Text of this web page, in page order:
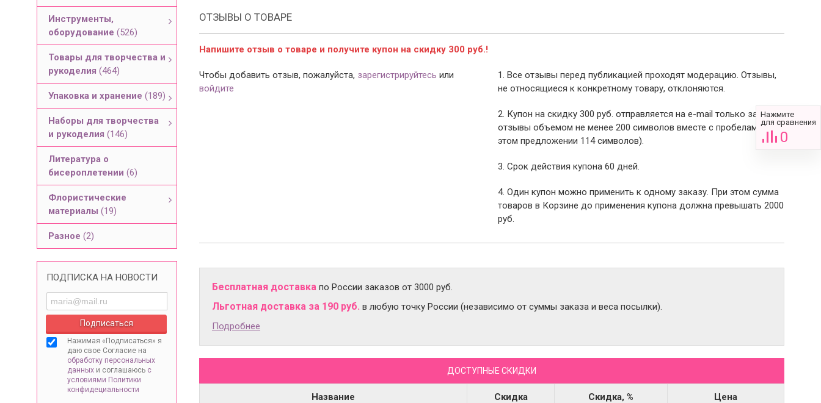
Инструменты,
оборудование (526)
Товары для творчества и
рукоделия (464)
Упаковка и хранение (189)
Наборы для творчества
и рукоделия (146)
Литература о
бисероплетении (6)
Флористические
материалы (19)
Разное (2)
ПОДПИСКА НА НОВОСТИ
Нажимая «Подписаться» я
даю свое Согласие на
обработку персональных
данных и соглашаюсь с
условиями Политики
конфидециальности
ОТЗЫВЫ О ТОВАРЕ
Напишите отзыв о товаре и получите купон на скидку 300 руб.!
Чтобы добавить отзыв, пожалуйста, зарегистрируйтесь или
войдите
1. Все отзывы перед публикацией проходят модерацию. Отзывы,
не относящиеся к конкретному товару, отклоняются.
2. Купон на скидку 300 руб. отправляется на e-mail только за
отзывы объемом не менее 200 символов вместе с пробелами (в
этом предложении 114 символов).
3. Срок действия купона 60 дней.
4. Один купон можно применить к одному заказу. При этом сумма
товаров в Корзине до применения купона должна превышать 2000
руб.
Бесплатная доставка по России заказов от 3000 руб.
Льготная доставка за 190 руб. в любую точку России (независимо от суммы заказа и веса посылки).
Подробнее
ДОСТУПНЫЕ СКИДКИ
Название Скидка Скидка, % Цена
Нажмите
для сравнения
0